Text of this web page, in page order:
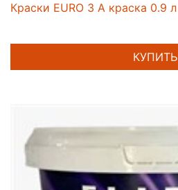
Краски EURO 3 A краска 0.9 л
КУПИТЬ